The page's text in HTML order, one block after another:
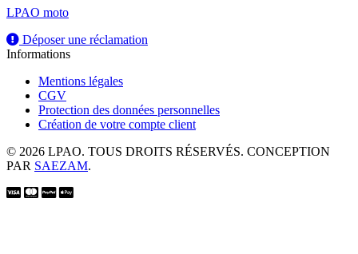
LPAO moto
Déposer une réclamation
Informations
Mentions légales
CGV
Protection des données personnelles
Création de votre compte client
© 2026 LPAO. TOUS DROITS RÉSERVÉS. CONCEPTION
PAR SAEZAM.